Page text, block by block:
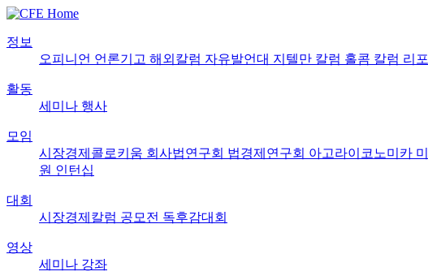
정보
오피니언 언론기고 해외칼럼 자유발언대 지텔만 칼럼 홀콤 칼럼 리
활동
세미나 행사
모임
시장경제콜로키움 회사법연구회 법경제연구회 아고라이코노미카
원 인턴십
대회
시장경제칼럼 공모전 독후감대회
영상
세미나 강좌